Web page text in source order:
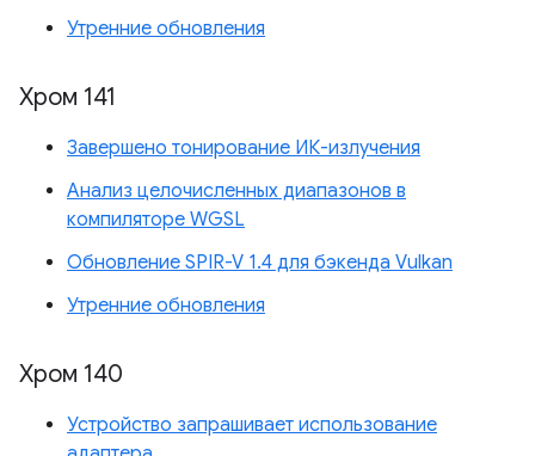
Утренние обновления
Хром 141
Завершено тонирование ИК-излучения
Анализ целочисленных диапазонов в
компиляторе WGSL
Обновление SPIR-V 1.4 для бэкенда Vulkan
Утренние обновления
Хром 140
Устройство запрашивает использование